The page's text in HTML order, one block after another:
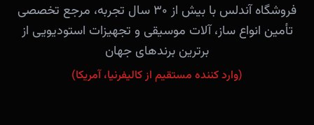
فروشگاه آندلس با بیش از ۳۰ سال تجربه، مرجع تخصصی
تأمین انواع ساز، آلات موسیقی و تجهیزات استودیویی از
برترین برندهای جهان
(وارد کننده مستقیم از کالیفرنیا، آمریکا)